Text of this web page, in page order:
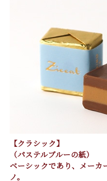
【クラシック】
（パステルブルーの紙）
ベーシックであり、メーカ
ノ。